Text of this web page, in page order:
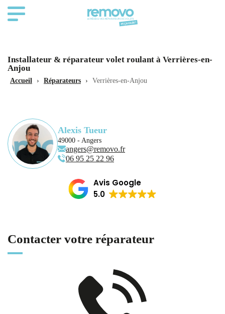
Installateur & réparateur volet roulant à Verrières-en-
Anjou
Accueil › Réparateurs › Verrières-en-Anjou
Alexis Tueur
49000 - Angers
angers@removo.fr
06 95 25 22 96
Avis Google
5.0
Contacter votre réparateur